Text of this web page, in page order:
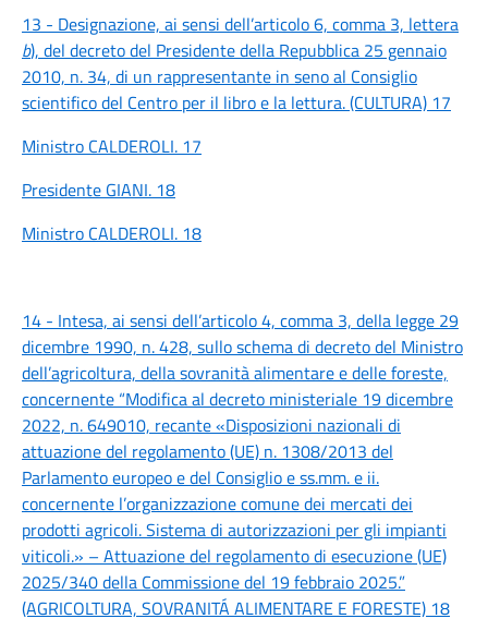
13 - Designazione, ai sensi dell’articolo 6, comma 3, lettera
b), del decreto del Presidente della Repubblica 25 gennaio
2010, n. 34, di un rappresentante in seno al Consiglio
scientifico del Centro per il libro e la lettura. (CULTURA) 17
Ministro CALDEROLI. 17
Presidente GIANI. 18
Ministro CALDEROLI. 18
14 - Intesa, ai sensi dell’articolo 4, comma 3, della legge 29
dicembre 1990, n. 428, sullo schema di decreto del Ministro
dell’agricoltura, della sovranità alimentare e delle foreste,
concernente “Modifica al decreto ministeriale 19 dicembre
2022, n. 649010, recante «Disposizioni nazionali di
attuazione del regolamento (UE) n. 1308/2013 del
Parlamento europeo e del Consiglio e ss.mm. e ii.
concernente l’organizzazione comune dei mercati dei
prodotti agricoli. Sistema di autorizzazioni per gli impianti
viticoli.» – Attuazione del regolamento di esecuzione (UE)
2025/340 della Commissione del 19 febbraio 2025.”
(AGRICOLTURA, SOVRANITÁ ALIMENTARE E FORESTE) 18